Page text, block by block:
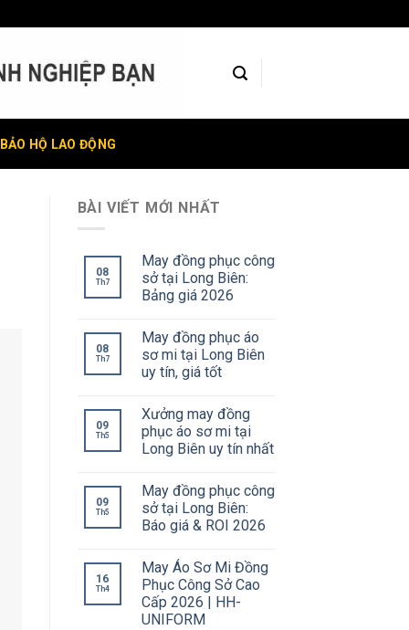
BẢO HỘ LAO ĐỘNG
BÀI VIẾT MỚI NHẤT
08
Th7
May đồng phục công
sở tại Long Biên:
Bảng giá 2026
08
Th7
May đồng phục áo
sơ mi tại Long Biên
uy tín, giá tốt
09
Th5
Xưởng may đồng
phục áo sơ mi tại
Long Biên uy tín nhất
09
Th5
May đồng phục công
sở tại Long Biên:
Báo giá & ROI 2026
16
Th4
May Áo Sơ Mi Đồng
Phục Công Sở Cao
Cấp 2026 | HH-
UNIFORM